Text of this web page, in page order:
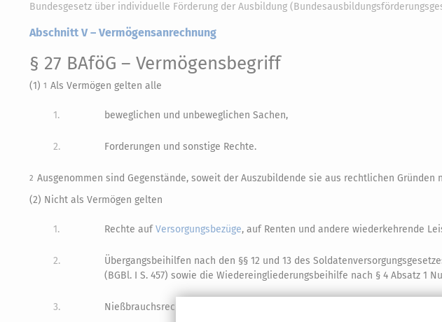
Bundesgesetz über individuelle Förderung der Ausbildung
Abschnitt V – Vermögensanrechnung
§ 27 BAföG – Vermögensbegriff
(1) 1 Als Vermögen gelten alle
1. beweglichen und unbeweglichen Sachen,
2. Forderungen und sonstige Rechte.
2 Ausgenommen sind Gegenstände, soweit der Auszubildende sie aus rechtlichen Gründen
(2) Nicht als Vermögen gelten
1. Rechte aufVersorgungsbezüge, auf Renten und andere wiederkehrende
2.
Übergangsbeihilfen nach den §§ 12 und 13 des
(BGBl. I S. 457) sowie die Wiedereingliederungsbeihilfe nach § 4 Absatz 1
3. Nießbrauchsrechte,